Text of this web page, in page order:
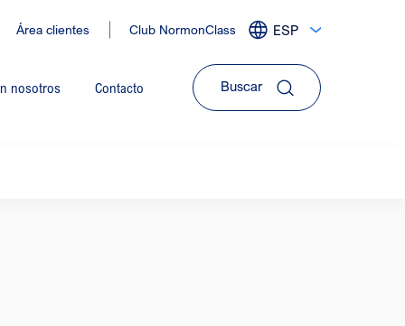
Área clientes Club NormonClass ESP
Expandir
de
idiomas
nosotros Contacto